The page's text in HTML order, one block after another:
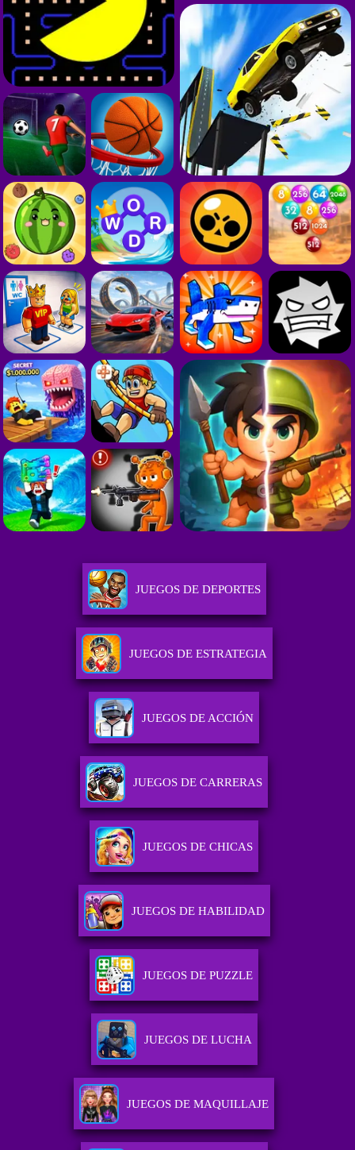
JUEGOS DE DEPORTES
JUEGOS DE ESTRATEGIA
JUEGOS DE ACCIÓN
JUEGOS DE CARRERAS
JUEGOS DE CHICAS
JUEGOS DE HABILIDAD
JUEGOS DE PUZZLE
JUEGOS DE LUCHA
JUEGOS DE MAQUILLAJE